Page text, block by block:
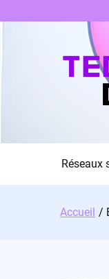
Réseaux
Accueil